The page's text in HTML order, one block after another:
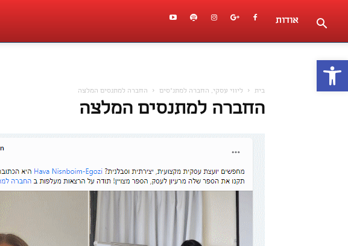
פתח סרגל נגישות
אודות
בית ליווי עסקי, החברה למתנ"סים החברה למתנסים המלצה
החברה למתנסים המלצה